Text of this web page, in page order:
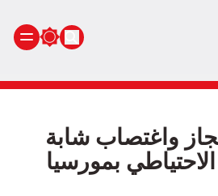
أنشطة ملكية
أنشطة برلمانية
أخبار وطنية
واغتصاب شابة
بمورسيا